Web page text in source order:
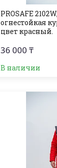
PROSAFE
огнестойкая
цвет красный.
36 000 ₸
В наличии